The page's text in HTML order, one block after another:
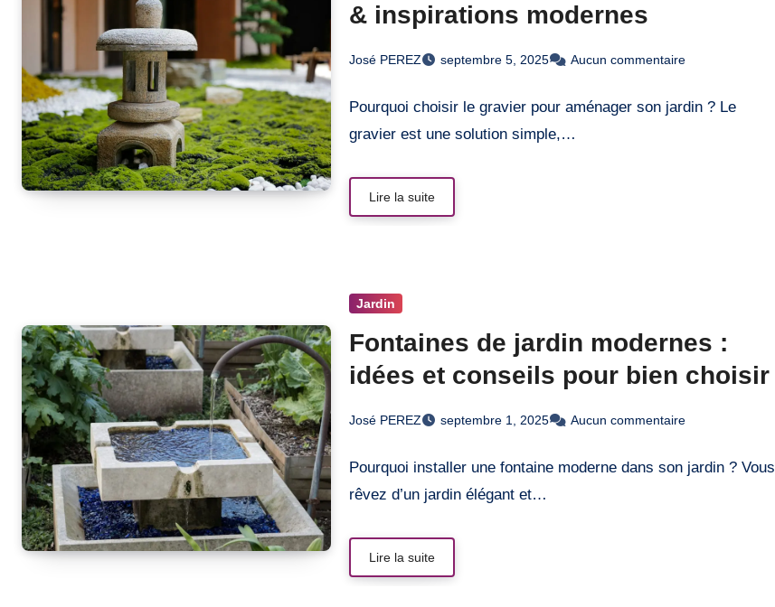
& inspirations modernes
José PEREZ septembre 5, 2025 Aucun commentaire
Pourquoi choisir le gravier pour aménager son jardin ? Le
gravier est une solution simple,…
Lire la suite
Jardin
Fontaines de jardin modernes :
idées et conseils pour bien choisir
José PEREZ septembre 1, 2025 Aucun commentaire
Pourquoi installer une fontaine moderne dans son jardin ? Vous
rêvez d’un jardin élégant et…
Lire la suite